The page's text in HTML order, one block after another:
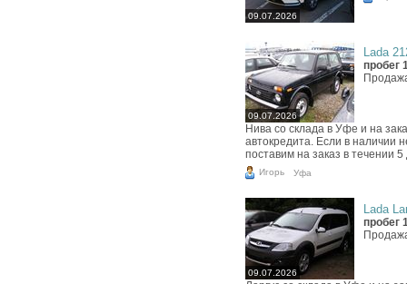
09.07.2026
09.07.2026
Lada
пробег
Нива со склада в Уфе и на
автокредита. Если в наличии
поставим на заказ в течении 5
Игорь Уфа
09.07.2026
Lada
пробег